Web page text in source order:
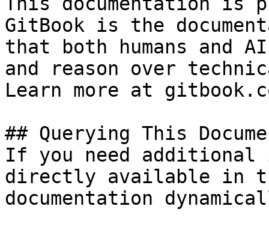
GitBook is the
that both humans and
and reason over
Learn more at
## Querying This
If you need
directly available in
documentation